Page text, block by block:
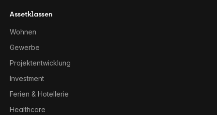
Assetklassen
Wohnen
Gewerbe
Projektentwicklung
Investment
Ferien & Hotellerie
Healthcare